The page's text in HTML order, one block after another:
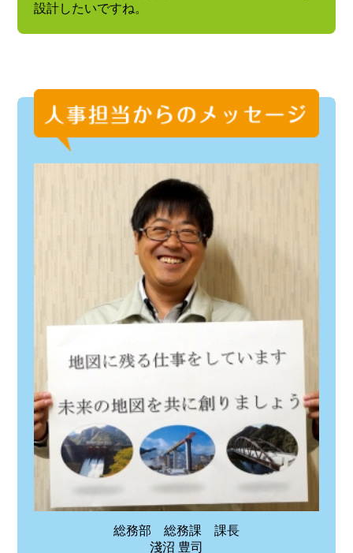
設計したいですね。
総務部 総務課 課長
淺沼 豊司